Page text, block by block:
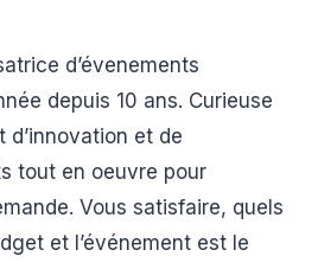
d’évenements
depuis 10 ans. Curieuse
d’innovation et de
tout en oeuvre pour
Vous satisfaire, quels
et l’événement est le